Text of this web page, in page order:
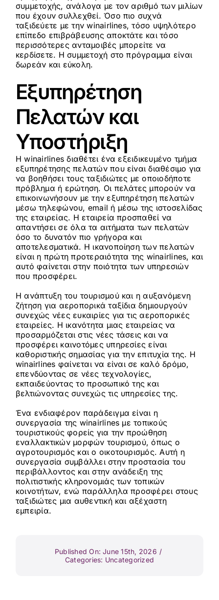
συμμετοχής, ανάλογα με τον αριθμό των μιλίων
που έχουν συλλεχθεί. Όσο πιο συχνά
ταξιδεύετε με την winairlines, τόσο υψηλότερο
επίπεδο επιβράβευσης αποκτάτε και τόσο
περισσότερες ανταμοιβές μπορείτε να
κερδίσετε. Η συμμετοχή στο πρόγραμμα είναι
δωρεάν και εύκολη.
Εξυπηρέτηση
Πελατών και
Υποστήριξη
Η winairlines διαθέτει ένα εξειδικευμένο τμήμα
εξυπηρέτησης πελατών που είναι διαθέσιμο για
να βοηθήσει τους ταξιδιώτες με οποιοδήποτε
πρόβλημα ή ερώτηση. Οι πελάτες μπορούν να
επικοινωνήσουν με την εξυπηρέτηση πελατών
μέσω τηλεφώνου, email ή μέσω της ιστοσελίδας
της εταιρείας. Η εταιρεία προσπαθεί να
απαντήσει σε όλα τα αιτήματα των πελατών
όσο το δυνατόν πιο γρήγορα και
αποτελεσματικά. Η ικανοποίηση των πελατών
είναι η πρώτη προτεραιότητα της winairlines, και
αυτό φαίνεται στην ποιότητα των υπηρεσιών
που προσφέρει.
Η ανάπτυξη του τουρισμού και η αυξανόμενη
ζήτηση για αεροπορικά ταξίδια δημιουργούν
συνεχώς νέες ευκαιρίες για τις αεροπορικές
εταιρείες. Η ικανότητα μιας εταιρείας να
προσαρμόζεται στις νέες τάσεις και να
προσφέρει καινοτόμες υπηρεσίες είναι
καθοριστικής σημασίας για την επιτυχία της. Η
winairlines φαίνεται να είναι σε καλό δρόμο,
επενδύοντας σε νέες τεχνολογίες,
εκπαιδεύοντας το προσωπικό της και
βελτιώνοντας συνεχώς τις υπηρεσίες της.
Ένα ενδιαφέρον παράδειγμα είναι η
συνεργασία της winairlines με τοπικούς
τουριστικούς φορείς για την προώθηση
εναλλακτικών μορφών τουρισμού, όπως ο
αγροτουρισμός και ο οικοτουρισμός. Αυτή η
συνεργασία συμβάλλει στην προστασία του
περιβάλλοντος και στην ανάδειξη της
πολιτιστικής κληρονομιάς των τοπικών
κοινοτήτων, ενώ παράλληλα προσφέρει στους
ταξιδιώτες μια αυθεντική και αξέχαστη
εμπειρία.
Published On: June 15th, 2026 /
Categories: Uncategorized